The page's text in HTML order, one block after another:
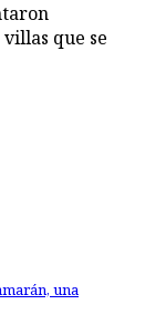
que se
una